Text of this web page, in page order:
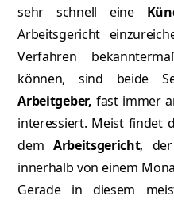
sehr schnell eine
Arbeitsgericht
Verfahren
können, sind beide
Arbeitgeber, fast immer
interessiert. Meist findet
dem Arbeitsgericht, der
innerhalb von einem
Gerade in diesem